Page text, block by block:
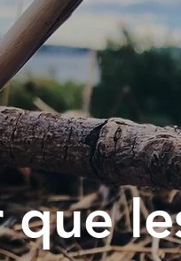
que